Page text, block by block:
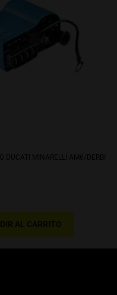
DUCATI MINARELLI AM6/DERBI